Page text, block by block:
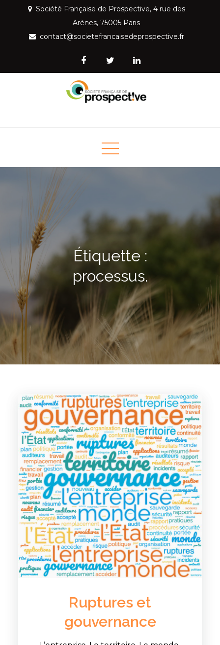
content
Société Française de Prospective, 4 rue des
Arènes, 75005 Paris
contact@societefrancaisedeprospective.fr
Prospective
Étiquette :
processus.
Ruptures et
gouvernance